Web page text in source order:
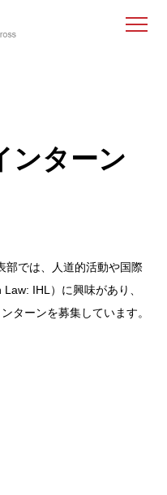
ンターン
部では、人道的活動や国際
IHL）に興味があり、
ターンを募集しています。